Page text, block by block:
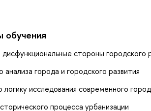
обучения
стороны городского
города и городского развития
исследования современного
процесса урбанизации